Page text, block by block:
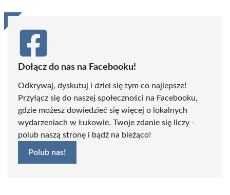
Dołącz do nas na Facebooku!
Odkrywaj, dyskutuj i dziel się tym co najlepsze!
Przyłącz się do naszej społeczności na Facebooku,
gdzie możesz dowiedzieć się więcej o lokalnych
wydarzeniach w Łukowie. Twoje zdanie się liczy -
polub naszą stronę i bądź na bieżąco!
Polub nas!